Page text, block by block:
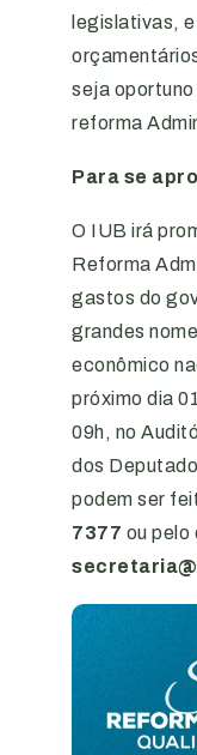
legislativas,
seja oportuno
reforma
Para se
O IUB irá
Reforma
gastos do
grandes
econômico
próximo dia
09h, no
dos
podem ser
7377 ou pelo